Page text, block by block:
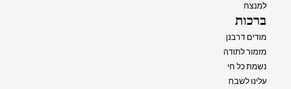
למנצח
ברכות
מודים דרבנן
מזמור לתודה
נשמת כל חי
עלינו לשבח